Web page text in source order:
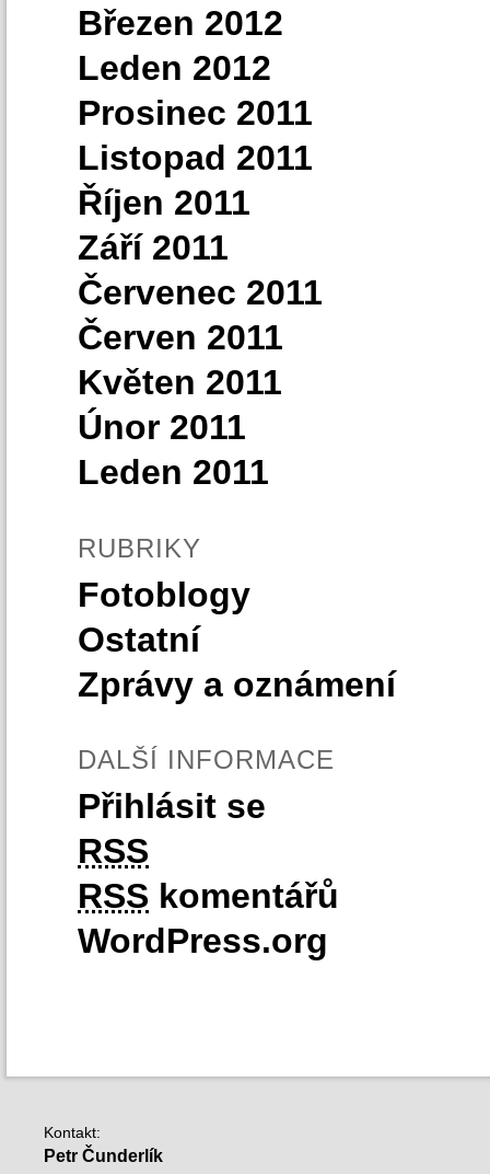
Březen 2012
Leden 2012
Prosinec 2011
Listopad 2011
Říjen 2011
Září 2011
Červenec 2011
Červen 2011
Květen 2011
Únor 2011
Leden 2011
RUBRIKY
Fotoblogy
Ostatní
Zprávy a oznámení
DALŠÍ INFORMACE
Přihlásit se
RSS
RSS komentářů
WordPress.org
Kontakt:
Petr Čunderlík